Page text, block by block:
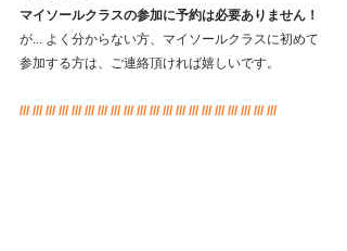
マイソールクラスの参加に予約は必要ありません！
が... よく分からない方、マイソールクラスに初めて
参加する方は、ご連絡頂ければ嬉しいです。
/// /// /// /// /// /// /// /// /// /// /// /// /// /// /// /// /// /// /// ///